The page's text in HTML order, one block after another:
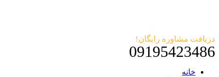
دریافت مشاوره رایگان!
09195423486
خانه